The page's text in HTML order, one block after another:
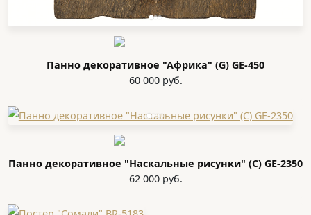
Панно декоративное "Африка" (G) GE-450
60 000 руб.
Панно декоративное "Наскальные рисунки" (C) GE-2350
62 000 руб.